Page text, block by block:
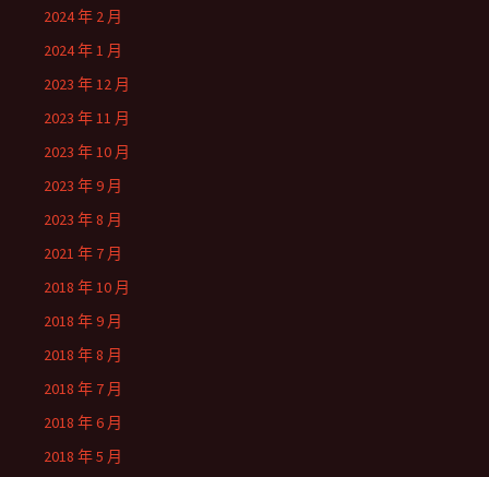
2024 年 2 月
2024 年 1 月
2023 年 12 月
2023 年 11 月
2023 年 10 月
2023 年 9 月
2023 年 8 月
2021 年 7 月
2018 年 10 月
2018 年 9 月
2018 年 8 月
2018 年 7 月
2018 年 6 月
2018 年 5 月